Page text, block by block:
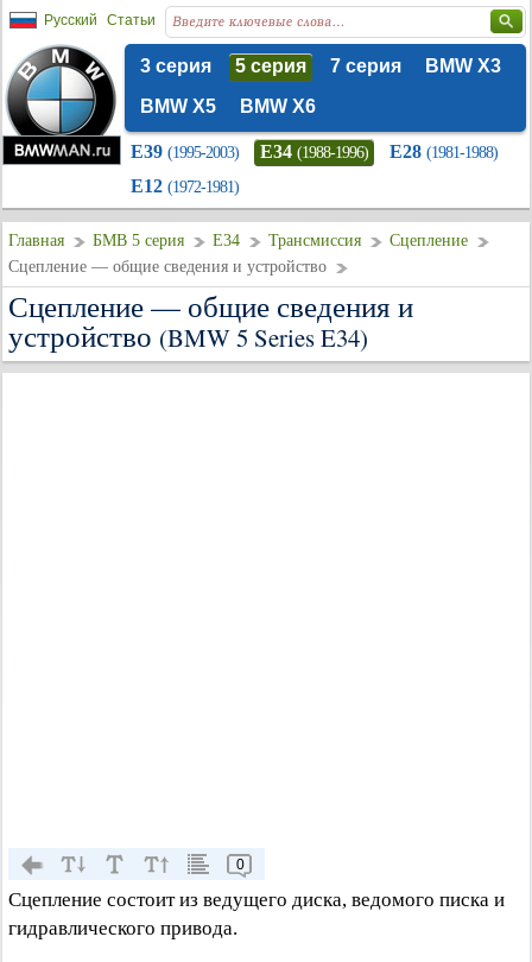
Русский Статьи
3 серия 5 серия 7 серия
BMW X3
BMW X5
BMW X6
E39 (1995-2003) E34 (1988-1996) E28 (1981-1988)
E12 (1972-1981)
Главная БМВ 5 серия E34 Трансмиссия
Сцепление
Сцепление — общие сведения и устройство
Сцепление — общие сведения и
устройство (BMW 5 Series E34)
0
Сцепление состоит из ведущего диска, ведомого писка и
гидравлического привода.